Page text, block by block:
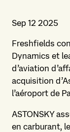
Sep 12 2025
Freshfields
Dynamics et
d’aviation
acquisition
l’aéroport de
ASTONSKY
en carburant,